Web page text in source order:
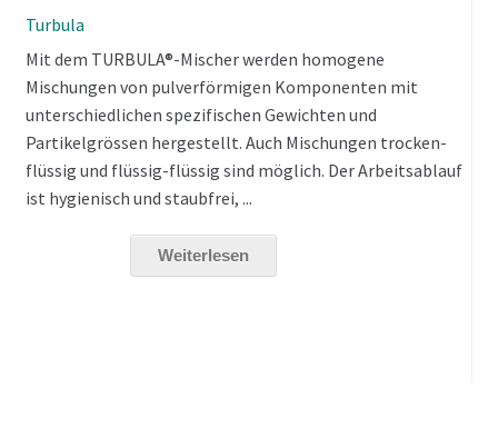
Turbula
Mit dem TURBULA®-Mischer werden homogene
Mischungen von pulverförmigen Komponenten mit
unterschiedlichen spezifischen Gewichten und
Partikelgrössen hergestellt. Auch Mischungen trocken-
flüssig und flüssig-flüssig sind möglich. Der Arbeitsablauf
ist hygienisch und staubfrei, ...
Weiterlesen